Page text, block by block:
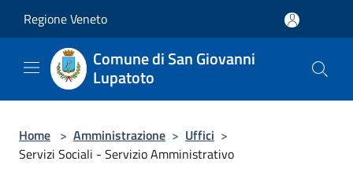
Regione Veneto
Comune di San Giovanni
Lupatoto
Home > Amministrazione > Uffici >
Servizi Sociali - Servizio Amministrativo